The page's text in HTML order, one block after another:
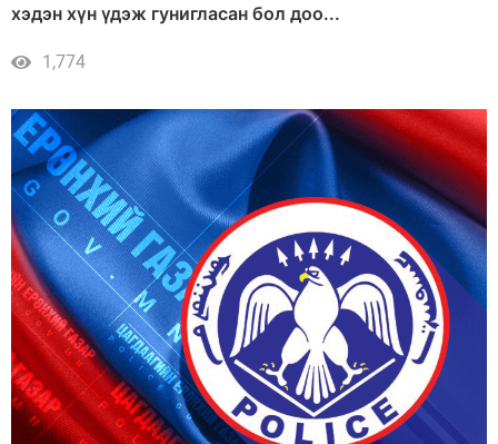
хэдэн хүн үдэж гунигласан бол доо...
1,774